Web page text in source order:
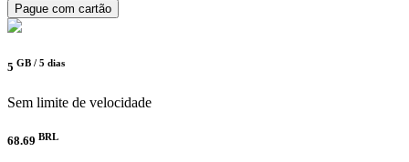
Pague com cartão
5 GB / 5 dias
Sem limite de velocidade
68.69 BRL